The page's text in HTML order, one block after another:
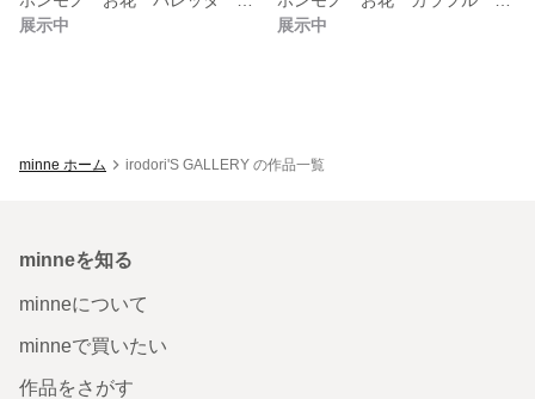
展示中
展示中
minne ホーム irodori'S GALLERY の作品一覧
minneを知る
minneについて
minneで買いたい
作品をさがす